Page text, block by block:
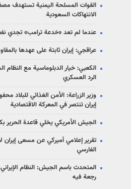
القوات المسلحة اليمنية تستهدف
الانتهاكات السعودية
عندما لم تعد «خدعة ترامب» تجدي
عراقجي: إيران ثابتة على عهدها
الكعبي: خيار الدبلوماسية مع
الرد العسكري
وزير الزراعة: الأمن الغذائي للبلاد
إيران تنتصر في المعركة الاقتصادية
الجيش الأمريكي يخلي قاعدة الحرير
تقرير إعلامي أميركي عن مسعى إيران
الفارسي
المتحدث باسم الجيش: النظام
رجعة فيه